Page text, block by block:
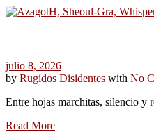
julio 8, 2026
by Rugidos Disidentes with No
Entre hojas marchitas, silencio y
Read More